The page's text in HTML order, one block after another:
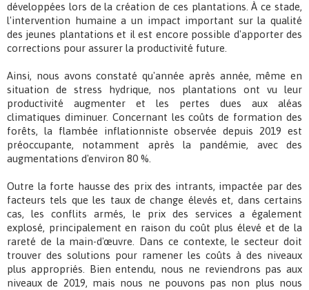
développées lors de la création de ces plantations. À ce stade,
l'intervention humaine a un impact important sur la qualité
des jeunes plantations et il est encore possible d'apporter des
corrections pour assurer la productivité future.
Ainsi, nous avons constaté qu'année après année, même en
situation de stress hydrique, nos plantations ont vu leur
productivité augmenter et les pertes dues aux aléas
climatiques diminuer. Concernant les coûts de formation des
forêts, la flambée inflationniste observée depuis 2019 est
préoccupante, notamment après la pandémie, avec des
augmentations d'environ 80 %.
Outre la forte hausse des prix des intrants, impactée par des
facteurs tels que les taux de change élevés et, dans certains
cas, les conflits armés, le prix des services a également
explosé, principalement en raison du coût plus élevé et de la
rareté de la main-d'œuvre. Dans ce contexte, le secteur doit
trouver des solutions pour ramener les coûts à des niveaux
plus appropriés. Bien entendu, nous ne reviendrons pas aux
niveaux de 2019, mais nous ne pouvons pas non plus nous